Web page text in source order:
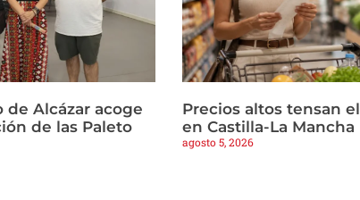
de Alcázar acoge
de las Paleto
Precios altos tensan
en Castilla-La Mancha
agosto 5, 2026